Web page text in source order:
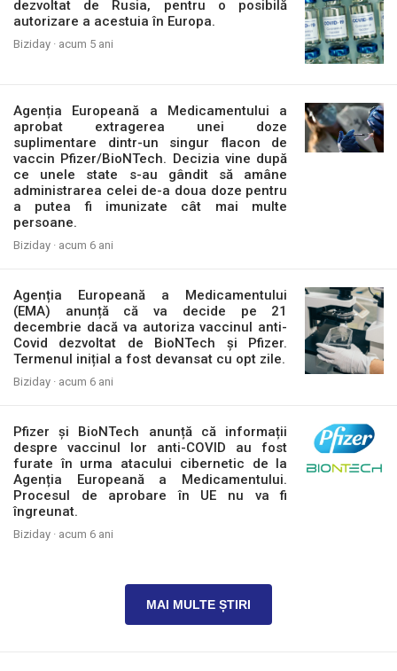
dezvoltat de Rusia, pentru o posibilă
autorizare a acestuia în Europa.
Biziday · acum 5 ani
Agenția Europeană a Medicamentului a
aprobat extragerea unei doze
suplimentare dintr-un singur flacon de
vaccin Pfizer/BioNTech. Decizia vine după
ce unele state s-au gândit să amâne
administrarea celei de-a doua doze pentru
a putea fi imunizate cât mai multe
persoane.
Biziday · acum 6 ani
Agenția Europeană a Medicamentului
(EMA) anunță că va decide pe 21
decembrie dacă va autoriza vaccinul anti-
Covid dezvoltat de BioNTech și Pfizer.
Termenul inițial a fost devansat cu opt zile.
Biziday · acum 6 ani
Pfizer și BioNTech anunță că informații
despre vaccinul lor anti-COVID au fost
furate în urma atacului cibernetic de la
Agenția Europeană a Medicamentului.
Procesul de aprobare în UE nu va fi
îngreunat.
Biziday · acum 6 ani
MAI MULTE ȘTIRI